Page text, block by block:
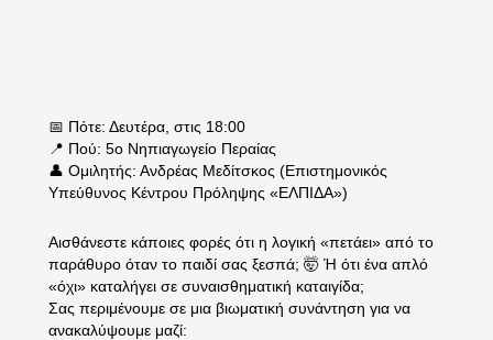
📅 Πότε: Δευτέρα, στις 18:00
📍 Πού: 5ο Νηπιαγωγείο Περαίας
👤 Ομιλητής: Ανδρέας Μεδίτσκος (Επιστημονικός
Υπεύθυνος Κέντρου Πρόληψης «ΕΛΠΙΔΑ»)
Αισθάνεστε κάποιες φορές ότι η λογική «πετάει» από το
παράθυρο όταν το παιδί σας ξεσπά; 🤯 Ή ότι ένα απλό
«όχι» καταλήγει σε συναισθηματική καταιγίδα;
Σας περιμένουμε σε μια βιωματική συνάντηση για να
ανακαλύψουμε μαζί: